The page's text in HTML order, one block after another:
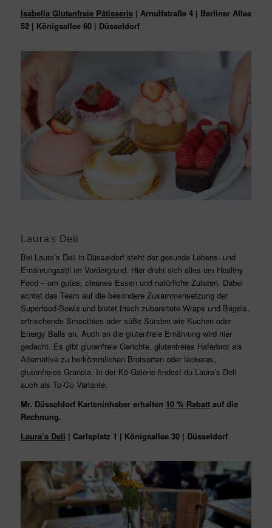
Isabella Glutenfreie Pâtisserie| Arnulfstraße 4 | Berliner Allee
52 | Königsallee 60 | Düsseldorf
Laura’s Deli
Bei Laura’s Deli in Düsseldorf steht der gesunde Lebens- und
Ernährungsstil im Vordergrund. Hier dreht sich alles um Healthy
Food – um gutes, cleanes Essen und natürliche Zutaten. Dabei
achtet das Team auf die besondere Zusammensetzung der
Superfood-Bowls und bietet frisch zubereitete Wraps und Bagels,
erfrischende Smoothies oder süße Sünden wie Kuchen oder
Energy Balls an. Auch an die glutenfreie Ernährung wird hier
gedacht. Es gibt glutenfreie Gerichte, glutenfreies Haferbrot als
Alternative zu herkömmlichen Brotsorten oder leckeres,
glutenfreies Granola. In der Kö-Galerie findest du Laura’s Deli
auch als To-Go Variante.
Mr. Düsseldorf Karteninhaber erhalten 10 % Rabattauf die
Rechnung.
Laura’s Deli | Carlsplatz 1 | Königsallee 30 | Düsseldorf